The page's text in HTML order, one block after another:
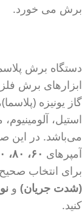
برش می خورد.
دستگاه برش
ابزارهای برش
گاز یونیزه
استیل،
می‌باشد. در این
آمپرهای ۶۰، ۸۰، ۱۲۰، ۲۰۰ و ۴۰۰ آمپر
برای انتخاب
(شدت جریان) و
کنید.